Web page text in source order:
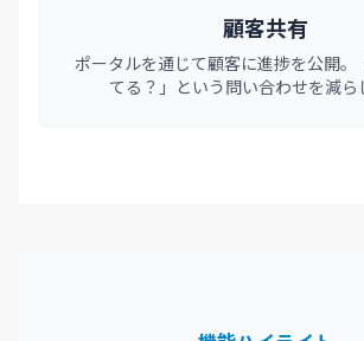
顧客共有
ポータルを通じて顧客に進捗を公開。
てる？」という問い合わせを減ら